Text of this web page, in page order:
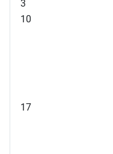
3
10
17